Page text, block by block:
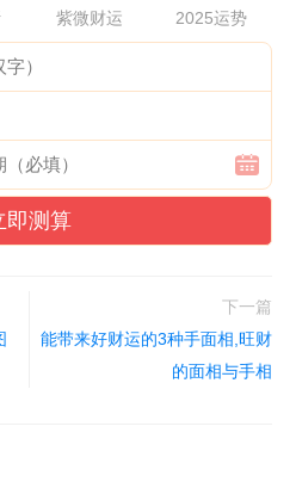
紫微财运 2025运势
即测算
下一篇
能带来好财运的3种手面相,旺财
的面相与手相